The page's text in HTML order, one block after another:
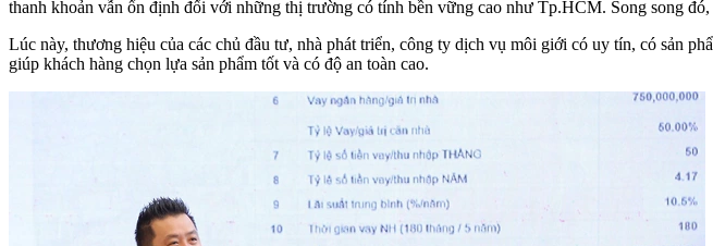
thanh khoản vẫn ổn định đối với những thị trường có tính bền vững cao như Tp.HCM. Song song
Lúc này, thương hiệu của các chủ đầu tư, nhà phát triển, công ty dịch vụ môi giới có uy tín, có sản
giúp khách hàng chọn lựa sản phẩm tốt và có độ an toàn cao.